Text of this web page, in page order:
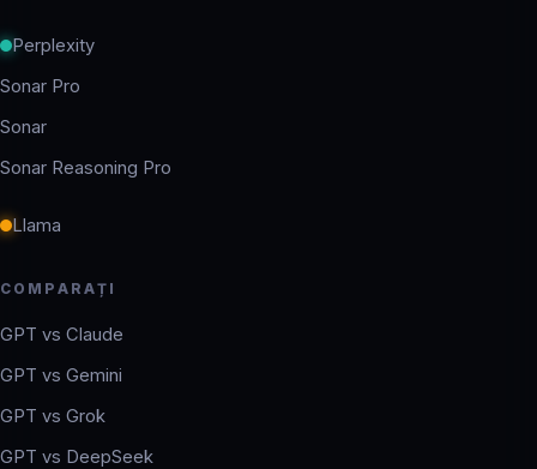
Perplexity
Sonar Pro
Sonar
Sonar Reasoning Pro
Llama
COMPARAȚI
GPT vs Claude
GPT vs Gemini
GPT vs Grok
GPT vs DeepSeek